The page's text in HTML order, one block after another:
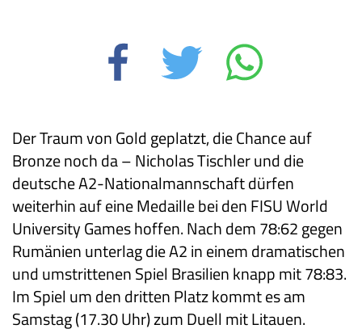
Der Traum von Gold geplatzt, die Chance auf
Bronze noch da – Nicholas Tischler und die
deutsche A2-Nationalmannschaft dürfen
weiterhin auf eine Medaille bei den FISU World
University Games hoffen. Nach dem 78:62 gegen
Rumänien unterlag die A2 in einem dramatischen
und umstrittenen Spiel Brasilien knapp mit 78:83.
Im Spiel um den dritten Platz kommt es am
Samstag (17.30 Uhr) zum Duell mit Litauen.